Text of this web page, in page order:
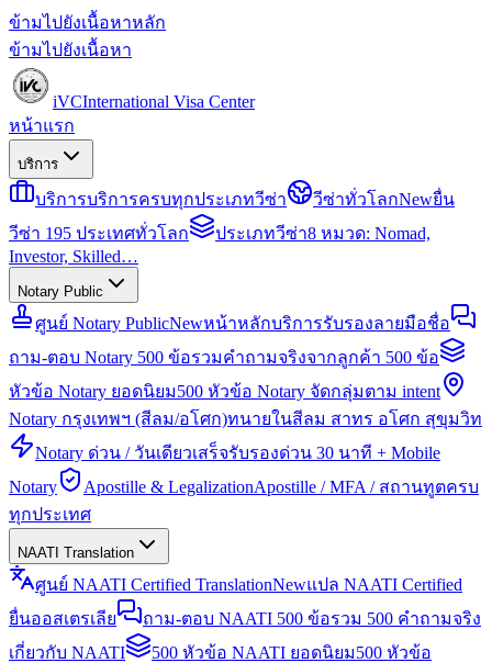
ข้ามไปยังเนื้อหาหลัก
ข้ามไปยังเนื้อหา
iVCInternational Visa Center
หน้าแรก
บริการ
บริการบริการครบทุกประเภทวีซ่า วีซ่าทั่วโลกNewยื่น
วีซ่า 195 ประเทศทั่วโลก
ประเภทวีซ่า8 หมวด: Nomad,
Investor, Skilled…
Notary Public
ศูนย์ Notary PublicNewหน้าหลักบริการรับรองลายมือชื่อ
ถาม-ตอบ Notary 500 ข้อรวมคำถามจริงจากลูกค้า 500 ข้อ
หัวข้อ Notary ยอดนิยม500 หัวข้อ Notary จัดกลุ่มตาม intent
Notary กรุงเทพฯ (สีลม/อโศก)ทนายในสีลม สาทร อโศก สุขุมวิท
Notary ด่วน / วันเดียวเสร็จรับรองด่วน 30 นาที + Mobile
Notary
Apostille & LegalizationApostille / MFA / สถานทูตครบ
ทุกประเทศ
NAATI Translation
ศูนย์ NAATI Certified TranslationNewแปล NAATI Certified
ยื่นออสเตรเลีย
ถาม-ตอบ NAATI 500 ข้อรวม 500 คำถามจริง
เกี่ยวกับ NAATI
500 หัวข้อ NAATI ยอดนิยม500 หัวข้อ